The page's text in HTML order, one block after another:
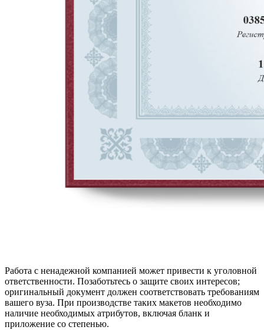
Работа с ненадежной компанией может привести к уголовной
ответственности. Позаботьтесь о защите своих интересов;
оригинальный документ должен соответствовать требованиям
вашего вуза. При производстве таких макетов необходимо
наличие необходимых атрибутов, включая бланк и
приложение со степенью.